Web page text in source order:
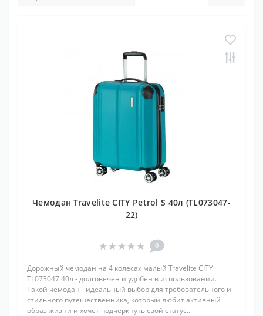
Чемодан Travelite CITY Petrol S 40л (TL073047-
22)
0
Дорожный чемодан на 4 колесах малый Travelite CITY
TL073047 40л - долговечен и удобен в использовании.
Такой чемодан - идеальный выбор для требовательного и
стильного путешественника, который любит активный
образ жизни и хочет подчеркнуть свой статус..